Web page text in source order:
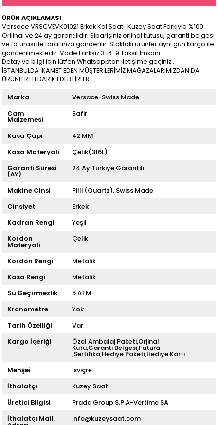
ÜRÜN AÇIKLAMASI
Versace VRSCVEVK01021 Erkek Kol Saati Kuzey Saat Farkıyla %100
Orijinal ve 24 ay garantilidir. Siparişiniz orjinal kutusu, garanti belgesi
ve faturası ile tarafınıza gönderilir. Stoktaki ürünler aynı gün kargo ile
gönderilmektedir. Vade Farksız 3-6-9 Taksit İmkanı
Detay ve bilgi için lütfen Whatsapptan iletişime geçiniz..
İSTANBULDA İKAMET EDEN MÜŞTERİLERİMİZ MAĞAZALARIMIZDAN DA
ÜRÜNLERİ TEDARİK EDEBİLİRLER..
Marka
Versace-Swiss Made
Cam
Malzemesi
Safir
Kasa Çapı
42 MM
Kasa Materyali
Çelik(316L)
Garanti Süresi
(AY)
24 Ay Türkiye Garantili
Makine Cinsi Pilli (Quartz) Swiss Made
Cinsiyet
Erkek
Kadran Rengi
Yeşil
Kordon
Materyali
Çelik
Kordon Rengi
Metalik
Kasa Rengi
Metalik
Su Geçirmezlik
5 ATM
Kronometre
Yok
Tarih Özelliği
Var
Kargo İçeriği
Özel Ambalaj Paketi,Orjinal
Kutu,Garanti Belgesi,Fatura
,Sertifika,Hediye Paketi,Hediye Kartı
Menşei
İsviçre
İthalatçı
Kuzey Saat
Üretici Bilgisi
Prada Group S.P.A-Vertime SA
İthalatçı Mail
info@kuzeysaat.com